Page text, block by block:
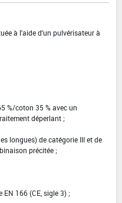
à l'aide d'un pulvérisateur à
%/coton 35 % avec un
déperlant ;
longues) de catégorie III et de
précitée ;
166 (CE, sigle 3) ;